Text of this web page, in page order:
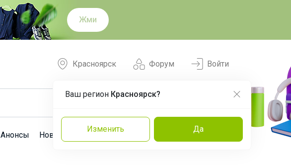
Жми
Форум
Красноярск
Ваш регион Красноярск?
Изменить Да
Войти
Анонсы Новости Команда Эксперты